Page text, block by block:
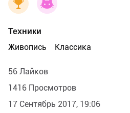
Техники
Живопись
Классика
56 Лайков
1416 Просмотров
17 Сентябрь 2017, 19:06